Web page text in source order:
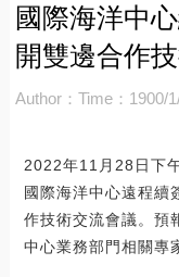
國際海洋中
開雙邊合作
Author： Time：1900/
2022年11月28日下
國際海洋中心遠程續
作技術交流會議。預
中心業務部門相關專